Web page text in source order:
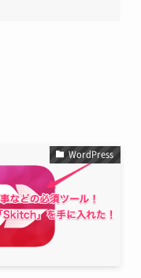
WordPress